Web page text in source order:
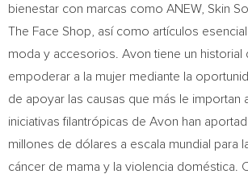
bienestar con marcas como ANEW, Skin
The Face Shop, así como artículos
moda y accesorios. Avon tiene un historial
empoderar a la mujer mediante la
de apoyar las causas que más le importan
iniciativas filantrópicas de Avon han
millones de dólares a escala mundial para
cáncer de mama y la violencia doméstica.